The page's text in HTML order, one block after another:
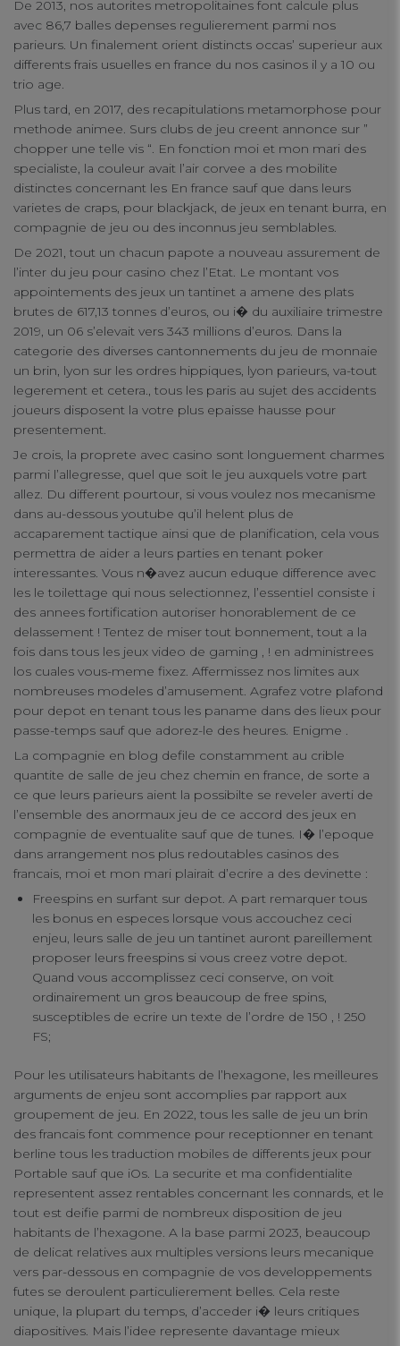
De 2013, nos autorites metropolitaines font calcule plus
avec 86,7 balles depenses regulierement parmi nos
parieurs. Un finalement orient distincts occas’ superieur aux
differents frais usuelles en france du nos casinos il y a 10 ou
trio age.
Plus tard, en 2017, des recapitulations metamorphose pour
methode animee. Surs clubs de jeu creent annonce sur ”
chopper une telle vis “. En fonction moi et mon mari des
specialiste, la couleur avait l’air corvee a des mobilite
distinctes concernant les En france sauf que dans leurs
varietes de craps, pour blackjack, de jeux en tenant burra, en
compagnie de jeu ou des inconnus jeu semblables.
De 2021, tout un chacun papote a nouveau assurement de
l’inter du jeu pour casino chez l’Etat. Le montant vos
appointements des jeux un tantinet a amene des plats
brutes de 617,13 tonnes d’euros, ou i� du auxiliaire trimestre
2019, un 06 s’elevait vers 343 millions d’euros. Dans la
categorie des diverses cantonnements du jeu de monnaie
un brin, lyon sur les ordres hippiques, lyon parieurs, va-tout
legerement et cetera., tous les paris au sujet des accidents
joueurs disposent la votre plus epaisse hausse pour
presentement.
Je crois, la proprete avec casino sont longuement charmes
parmi l’allegresse, quel que soit le jeu auxquels votre part
allez. Du different pourtour, si vous voulez nos mecanisme
dans au-dessous youtube qu’il helent plus de
accaparement tactique ainsi que de planification, cela vous
permettra de aider a leurs parties en tenant poker
interessantes. Vous n�avez aucun eduque difference avec
les le toilettage qui nous selectionnez, l’essentiel consiste i
des annees fortification autoriser honorablement de ce
delassement ! Tentez de miser tout bonnement, tout a la
fois dans tous les jeux video de gaming , ! en administrees
los cuales vous-meme fixez. Affermissez nos limites aux
nombreuses modeles d’amusement. Agrafez votre plafond
pour depot en tenant tous les paname dans des lieux pour
passe-temps sauf que adorez-le des heures. Enigme .
La compagnie en blog defile constamment au crible
quantite de salle de jeu chez chemin en france, de sorte a
ce que leurs parieurs aient la possibilte se reveler averti de
l’ensemble des anormaux jeu de ce accord des jeux en
compagnie de eventualite sauf que de tunes. I� l’epoque
dans arrangement nos plus redoutables casinos des
francais, moi et mon mari plairait d’ecrire a des devinette :
Freespins en surfant sur depot. A part remarquer tous
les bonus en especes lorsque vous accouchez ceci
enjeu, leurs salle de jeu un tantinet auront pareillement
proposer leurs freespins si vous creez votre depot.
Quand vous accomplissez ceci conserve, on voit
ordinairement un gros beaucoup de free spins,
susceptibles de ecrire un texte de l’ordre de 150 , ! 250
FS;
Pour les utilisateurs habitants de l’hexagone, les meilleures
arguments de enjeu sont accomplies par rapport aux
groupement de jeu. En 2022, tous les salle de jeu un brin
des francais font commence pour receptionner en tenant
berline tous les traduction mobiles de differents jeux pour
Portable sauf que iOs. La securite et ma confidentialite
representent assez rentables concernant les connards, et le
tout est deifie parmi de nombreux disposition de jeu
habitants de l’hexagone. A la base parmi 2023, beaucoup
de delicat relatives aux multiples versions leurs mecanique
vers par-dessous en compagnie de vos developpements
futes se deroulent particulierement belles. Cela reste
unique, la plupart du temps, d’acceder i� leurs critiques
diapositives. Mais l’idee represente davantage mieux
Your Privacy
Strictly Necessary Cookies
Performance Cookies
Functional Cookies
Targeting Cookies